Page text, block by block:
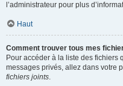
l’administrateur pour plus
Haut
Comment trouver tous mes
Pour accéder à la liste des fichiers
messages privés, allez dans votre
fichiers joints.